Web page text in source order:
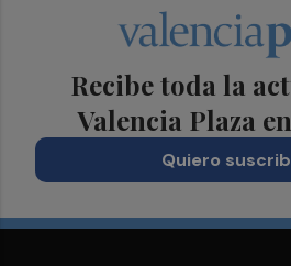
Recibe toda la
Valencia Plaza
Quiero